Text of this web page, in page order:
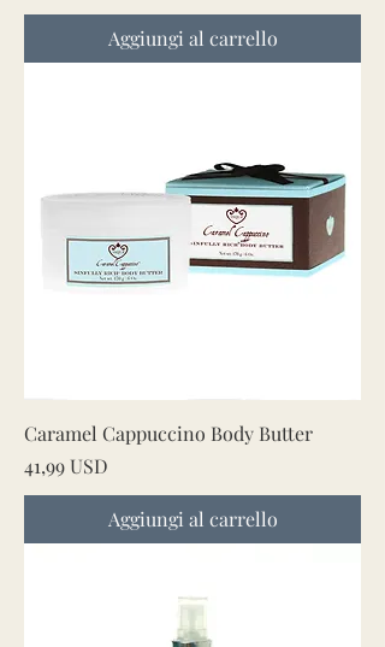
Aggiungi al carrello
Caramel Cappuccino Body Butter
Prezzo
41,99 USD
Aggiungi al carrello